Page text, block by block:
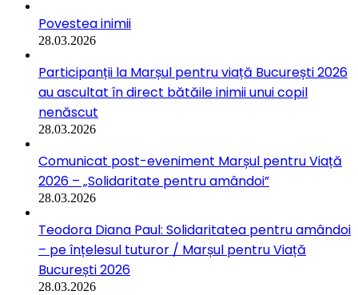
Povestea inimii
28.03.2026
Participanții la Marșul pentru viață București 2026
au ascultat în direct bătăile inimii unui copil
nenăscut
28.03.2026
Comunicat post-eveniment Marșul pentru Viață
2026 – „Solidaritate pentru amândoi”
28.03.2026
Teodora Diana Paul: Solidaritatea pentru amândoi
– pe înțelesul tuturor / Marșul pentru Viață
București 2026
28.03.2026